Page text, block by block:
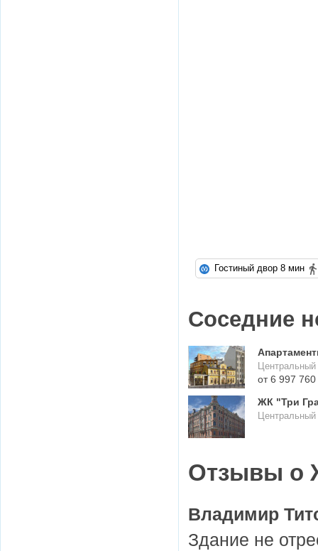
Гостиный двор 8 мин
Соседние
от 6 997 760
ЖК "Три
Отзывы о
Владимир
Здание не